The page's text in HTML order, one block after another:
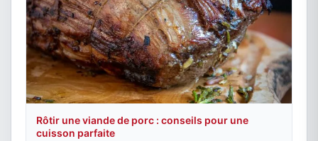
Rôtir une viande de porc : conseils pour une
cuisson parfaite